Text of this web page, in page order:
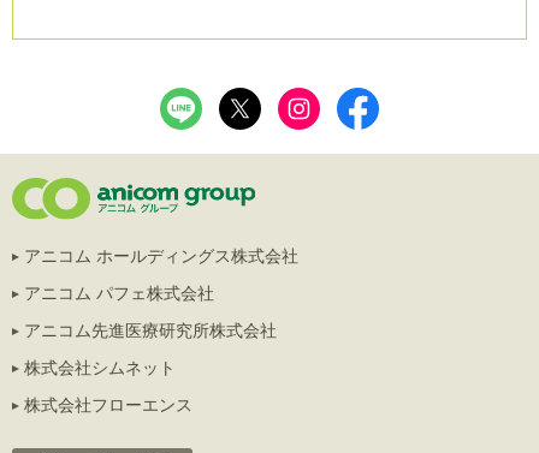
アニコム ホールディングス株式会社
アニコム パフェ株式会社
アニコム先進医療研究所株式会社
株式会社シムネット
株式会社フローエンス